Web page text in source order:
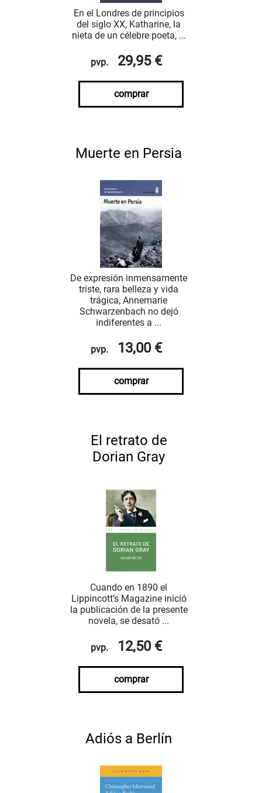
En el Londres de principios
del siglo XX, Katharine, la
nieta de un célebre poeta, ...
pvp. 29,95 €
comprar
Muerte en Persia
De expresión inmensamente
triste, rara belleza y vida
trágica, Annemarie
Schwarzenbach no dejó
indiferentes a ...
pvp. 13,00 €
comprar
El retrato de
Dorian Gray
Cuando en 1890 el
Lippincott’s Magazine inició
la publicación de la presente
novela, se desató ...
pvp. 12,50 €
comprar
Adiós a Berlín